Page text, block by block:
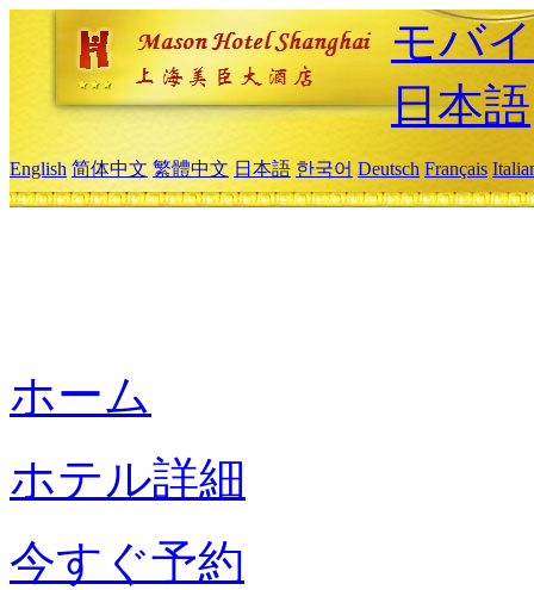
モバ
日本語
English 简体中文 繁體中文 日本語 한국어 Deutsch Français
ホーム
ホテル詳細
今すぐ予約